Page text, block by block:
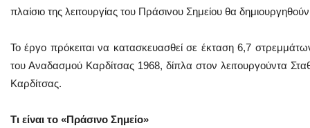
πλαίσιο της λειτουργίας του Πράσινου Σημείου θα
Το έργο πρόκειται να κατασκευασθεί σε έκταση 6,7
του Αναδασμού Καρδίτσας 1968, δίπλα στον λειτουργούντα
Καρδίτσας.
Τι είναι το «Πράσινο Σημείο»